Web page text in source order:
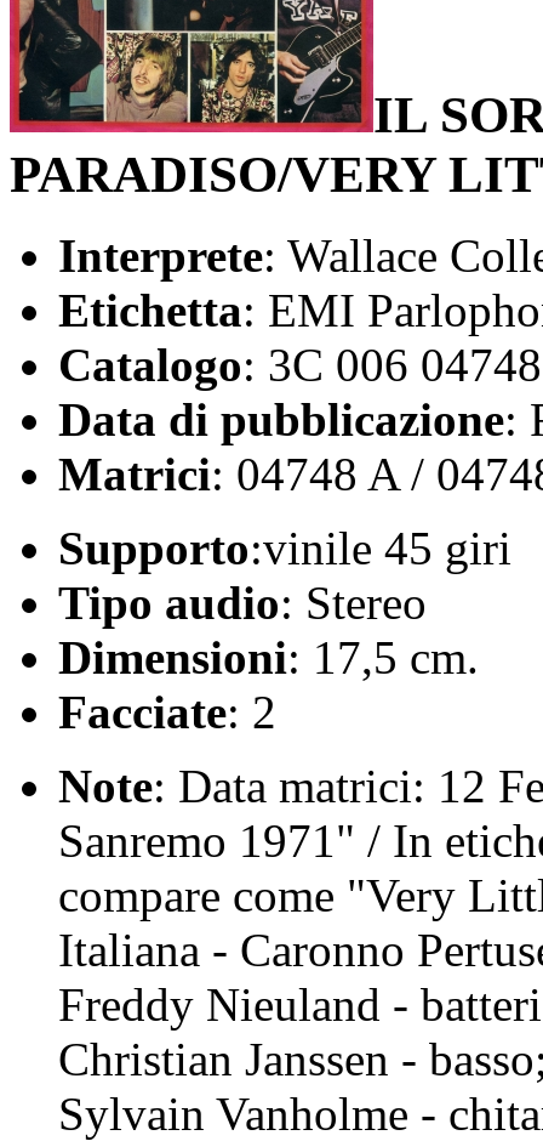
IL
PARADISO/VERY
Interprete: Wallace
Etichetta: EMI
Catalogo: 3C 006 04748
Data di pubblicazione:
Matrici: 04748 A /
Supporto:vinile 45 giri
Tipo audio: Stereo
Dimensioni: 17,5 cm.
Facciate: 2
Note: Data matrici: 12
Sanremo 1971" / In
compare come "Very
Italiana - Caronno
Freddy Nieuland -
Christian Janssen -
Sylvain Vanholme -